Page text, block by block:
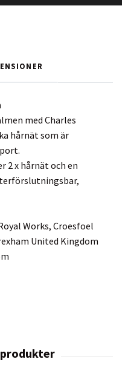
med Charles
hårnät som är
2 x hårnät och en
Works, Croesfoel
United Kingdom